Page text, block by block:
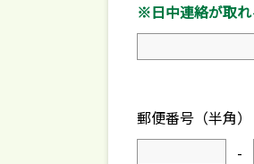
※日中連絡が取
郵便番号（半角）
-